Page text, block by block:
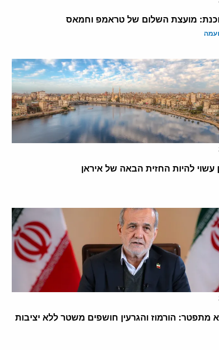
מועצת השלום של טראמפ וחמאס
עשוי להיות החזית הבאה של איראן
מתפטר: הורמוז והגרעין חושפים משטר ללא יציבות